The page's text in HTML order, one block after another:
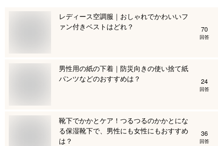
レディース空調服｜おしゃれでかわいいフ
ァン付きベストはどれ？
70
回答
男性用の紙の下着｜防災向きの使い捨て紙
パンツなどのおすすめは？
24
回答
靴下でかかとケア！つるつるのかかとにな
る保湿靴下で、男性にも女性にもおすすめ
は？
36
回答